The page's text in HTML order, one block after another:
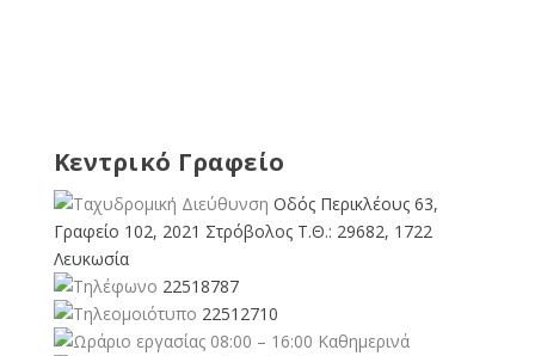
Κεντρικό Γραφείο
Οδός Περικλέους 63,
Γραφείο 102, 2021 Στρόβολος Τ.Θ.: 29682, 1722
Λευκωσία
22518787
22512710
08:00 – 16:00 Καθημερινά